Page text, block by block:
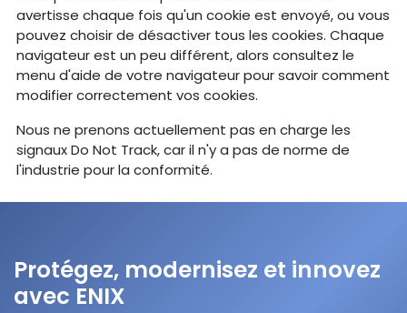
avertisse chaque fois qu'un cookie est envoyé, ou vous
pouvez choisir de désactiver tous les cookies. Chaque
navigateur est un peu différent, alors consultez le
menu d'aide de votre navigateur pour savoir comment
modifier correctement vos cookies.
Nous ne prenons actuellement pas en charge les
signaux Do Not Track, car il n'y a pas de norme de
l'industrie pour la conformité.
Protégez, modernisez et innovez
avec ENIX